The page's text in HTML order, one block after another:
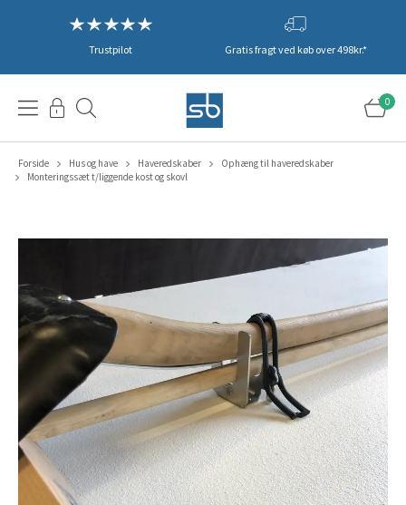
Trustpilot Gratis fragt ved køb over 498kr.*
0
Forside Hus og have Haveredskaber
Ophæng til haveredskaber
Monteringssæt t/liggende kost og skovl